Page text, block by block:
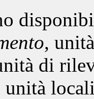
,
di
unità